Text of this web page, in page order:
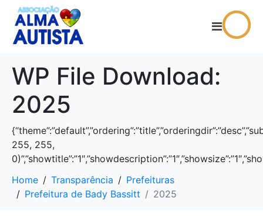
WP File Download:
2025
255, 255,
Home
Transparência
Prefeituras
Prefeitura de Bady Bassitt
2025